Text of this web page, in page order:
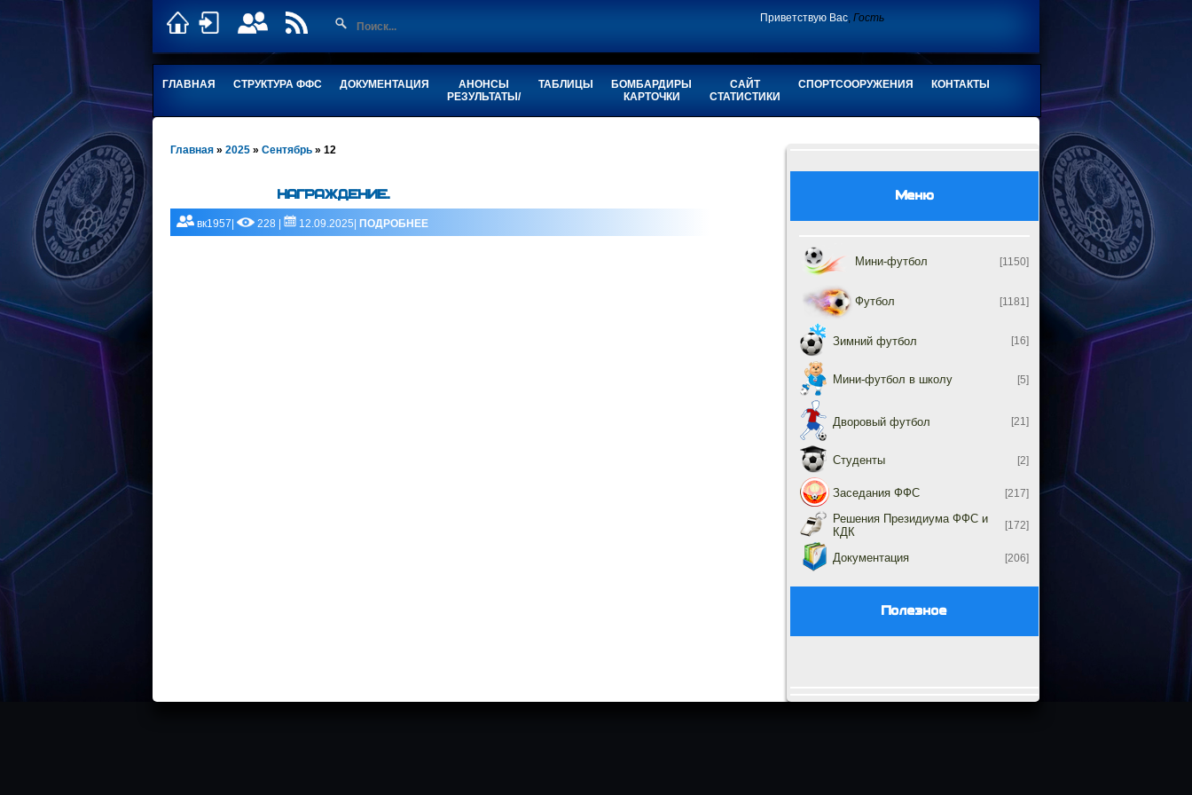
Приветствую Вас,Гость
ГЛАВНАЯ СТРУКТУРА ФФС ДОКУМЕНТАЦИЯ
АНОНСЫ
РЕЗУЛЬТАТЫ/
ТАБЛИЦЫ
БОМБАРДИРЫ
КАРТОЧКИ
САЙТ
СТАТИСТИКИ
СПОРТСООРУЖЕНИЯ КОНТАКТЫ
Главная » 2025 » Сентябрь » 12
НАГРАЖДЕНИЕ.
вк1957| 228 | 12.09.2025| ПОДРОБНЕЕ
Меню
Мини-футбол [1150]
Футбол [1181]
Зимний футбол [16]
Мини-футбол в школу [5]
Дворовый футбол [21]
Студенты [2]
Заседания ФФС [217]
Решения Президиума ФФС и
КДК
[172]
Документация [206]
Полезное